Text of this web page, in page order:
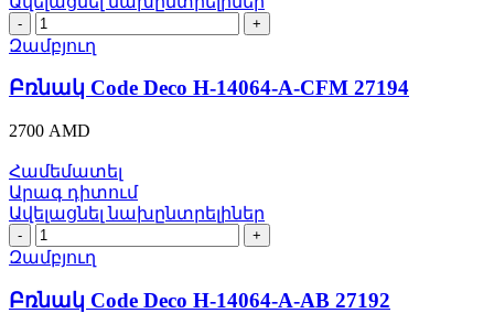
Բռնակ
Code
Deco
H-
14064-
A-
CFM
27194
quantity
Զամբյուղ
Բռնակ Code Deco H-14064-A-CFM 27194
2700 AMD
Համեմատել
Արագ դիտում
Ավելացնել նախընտրելիներ
Բռնակ
Code
Deco
H-
14064-
Զամբյուղ
Բռնակ Code Deco H-14064-A-AB 27192